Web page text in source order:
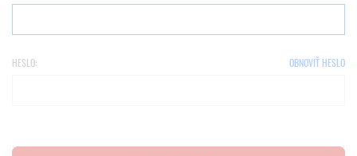
HESLO: OBNOVIŤ HESLO